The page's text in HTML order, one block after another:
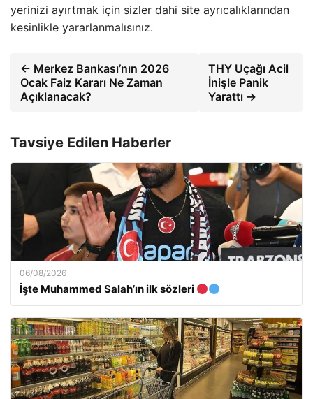
yerinizi ayırtmak için sizler dahi site ayrıcalıklarından
kesinlikle yararlanmalısınız.
← Merkez Bankası’nın 2026
Ocak Faiz Kararı Ne Zaman
Açıklanacak?
THY Uçağı Acil
İnişle Panik
Yarattı →
Tavsiye Edilen Haberler
06/08/2026
İşte Muhammed Salah’ın ilk sözleri